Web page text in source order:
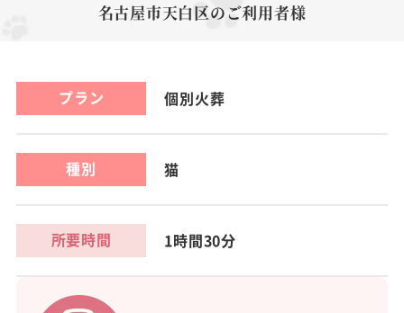
名古屋市天白区のご利用者様
プラン 個別火葬
種別 猫
所要時間 1時間30分